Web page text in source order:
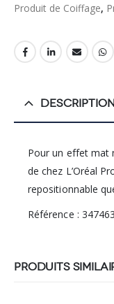
Produit de Coiffage,
Pour un effet mat
de chez L’Oréal
repositionnable
Référence :
PRODUITS